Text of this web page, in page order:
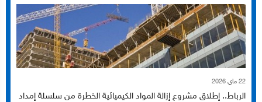
22 ماي 2026
الرباط.. إطلاق مشروع إزالة المواد الكيميائية الخطرة من سلسلة إمداد